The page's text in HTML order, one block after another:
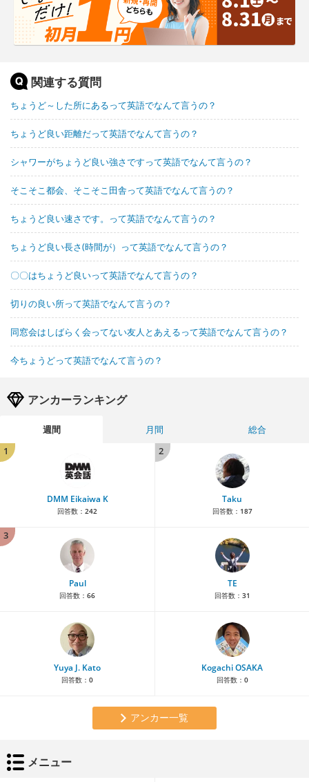
関連する質問
ちょうど～した所にあるって英語でなんて言うの？
ちょうど良い距離だって英語でなんて言うの？
シャワーがちょうど良い強さですって英語でなんて言うの？
そこそこ都会、そこそこ田舎って英語でなんて言うの？
ちょうど良い速さです。って英語でなんて言うの？
ちょうど良い長さ(時間が）って英語でなんて言うの？
〇〇はちょうど良いって英語でなんて言うの？
切りの良い所って英語でなんて言うの？
同窓会はしばらく会ってない友人とあえるって英語でなんて言うの？
今ちょうどって英語でなんて言うの？
アンカーランキング
週間 月間
総合
1
DMM Eikaiwa K
回答数： 242
2
Taku
回答数： 187
3
Paul
回答数： 66
TE
回答数： 31
Yuya J. Kato
回答数： 0
Kogachi OSAKA
回答数： 0
アンカー一覧
メニュー